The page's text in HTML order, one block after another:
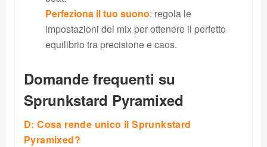
Perfeziona il tuo suono: regola le
impostazioni del mix per ottenere il perfetto
equilibrio tra precisione e caos.
Domande frequenti su
Sprunkstard Pyramixed
D: Cosa rende unico il Sprunkstard
Pyramixed?